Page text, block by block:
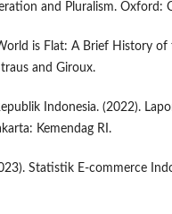
and Pluralism. Oxford:
is Flat: A Brief History
and Giroux.
Indonesia. (2022).
Kemendag RI.
Statistik E-commerce